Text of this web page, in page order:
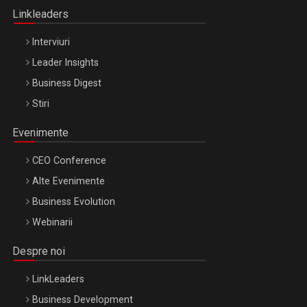
Linkleaders
Interviuri
Leader Insights
Business Digest
Stiri
Evenimente
CEO Conference
Alte Evenimente
Business Evolution
Webinarii
Despre noi
LinkLeaders
Business Development